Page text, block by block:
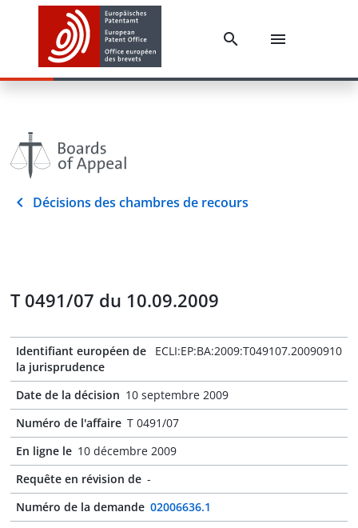
Décisions des chambres de recours
T 0491/07 du 10.09.2009
Identifiant européen de
la jurisprudence
ECLI:EP:BA:2009:T049107.20090910
Date de la décision 10 septembre 2009
Numéro de l'affaire T 0491/07
En ligne le 10 décembre 2009
Requête en révision de -
Numéro de la demande 02006636.1